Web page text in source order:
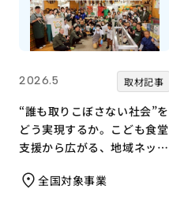
2026.5 取材記事
“誰も取りこぼさない社会”を
どう実現するか。こども食堂
支援から広がる、地域ネット
全国対象事業